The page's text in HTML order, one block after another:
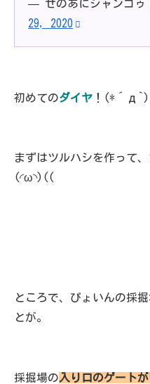
— せのあにジャンゴゥ
29, 2020
初めてのダイヤ ！(*´д`)
まずはツルハシを作って
(◜ω◝)((
ところで、ぴょいんの採
とが。
採掘場の入り口のゲート